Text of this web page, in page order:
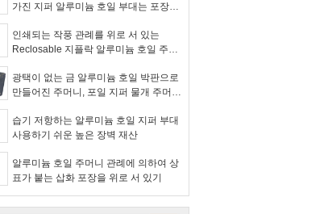
가진 지퍼 알루미늄 호일 부대는 포장을
인쇄되는 작풍 관례를 위로 서 있는
Reclosable 지플락 알루미늄 호일 주머
광택이 없는 금 알루미늄 호일 박판으로
만들어진 주머니, 포일 지퍼 물개 주머니
습기 저항하는 알루미늄 호일 지퍼 부대
사용하기 쉬운 높은 장벽 재산
알루미늄 호일 주머니 관례에 의하여 상
표가 붙는 삽화 포장을 위로 서 있기